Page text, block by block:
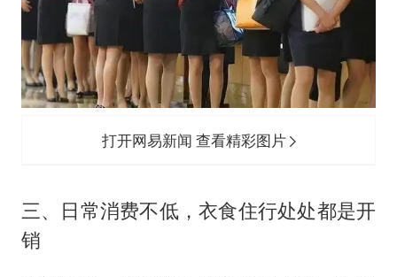
打开网易新闻 查看精彩图片
三、日常消费不低，衣食住行处处都是开
销